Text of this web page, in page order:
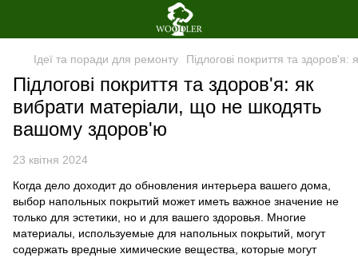
Ідеї та поради для ремонту Підлогові покриття та
Підлогові покриття та здоров'я: як
вибрати матеріали, що не шкодять
вашому здоров'ю
23 квітня 2024
Когда дело доходит до обновления интерьера вашего дома,
выбор напольных покрытий может иметь важное значение не
только для эстетики, но и для вашего здоровья. Многие
материалы, используемые для напольных покрытий, могут
содержать вредные химические вещества, которые могут